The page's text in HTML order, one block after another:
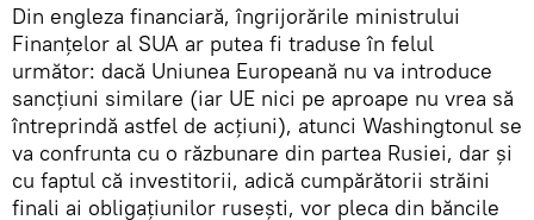
Din engleza financiară, îngrijorările ministrului
Finanțelor al SUA ar putea fi traduse în felul
următor: dacă Uniunea Europeană nu va introduce
sancțiuni similare (iar UE nici pe aproape nu vrea să
întreprindă astfel de acțiuni), atunci Washingtonul se
va confrunta cu o răzbunare din partea Rusiei, dar și
cu faptul că investitorii, adică cumpărătorii străini
finali ai obligațiunilor rusești, vor pleca din băncile